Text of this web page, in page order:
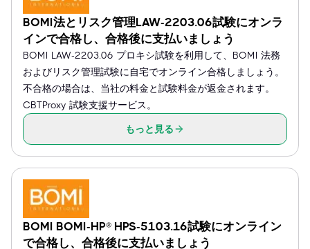
BOMI法とリスク管理LAW-2203.06試験にオンラ
インで合格し、合格後に支払いましょう
BOMI LAW-2203.06 プロキシ試験を利用して、BOMI 法務
およびリスク管理試験に自宅でオンライン合格しましょう。
不合格の場合は、当社の料金と試験料金が返金されます。
CBTProxy 試験支援サービス。
もっと見る
BOMI BOMI-HP® HPS-5103.16試験にオンライン
で合格し、合格後に支払いましょう